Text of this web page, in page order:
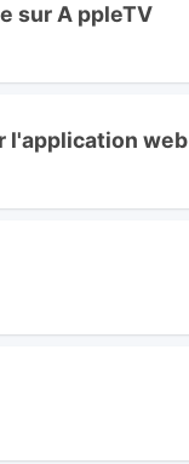
sur A ppleTV
l'application web